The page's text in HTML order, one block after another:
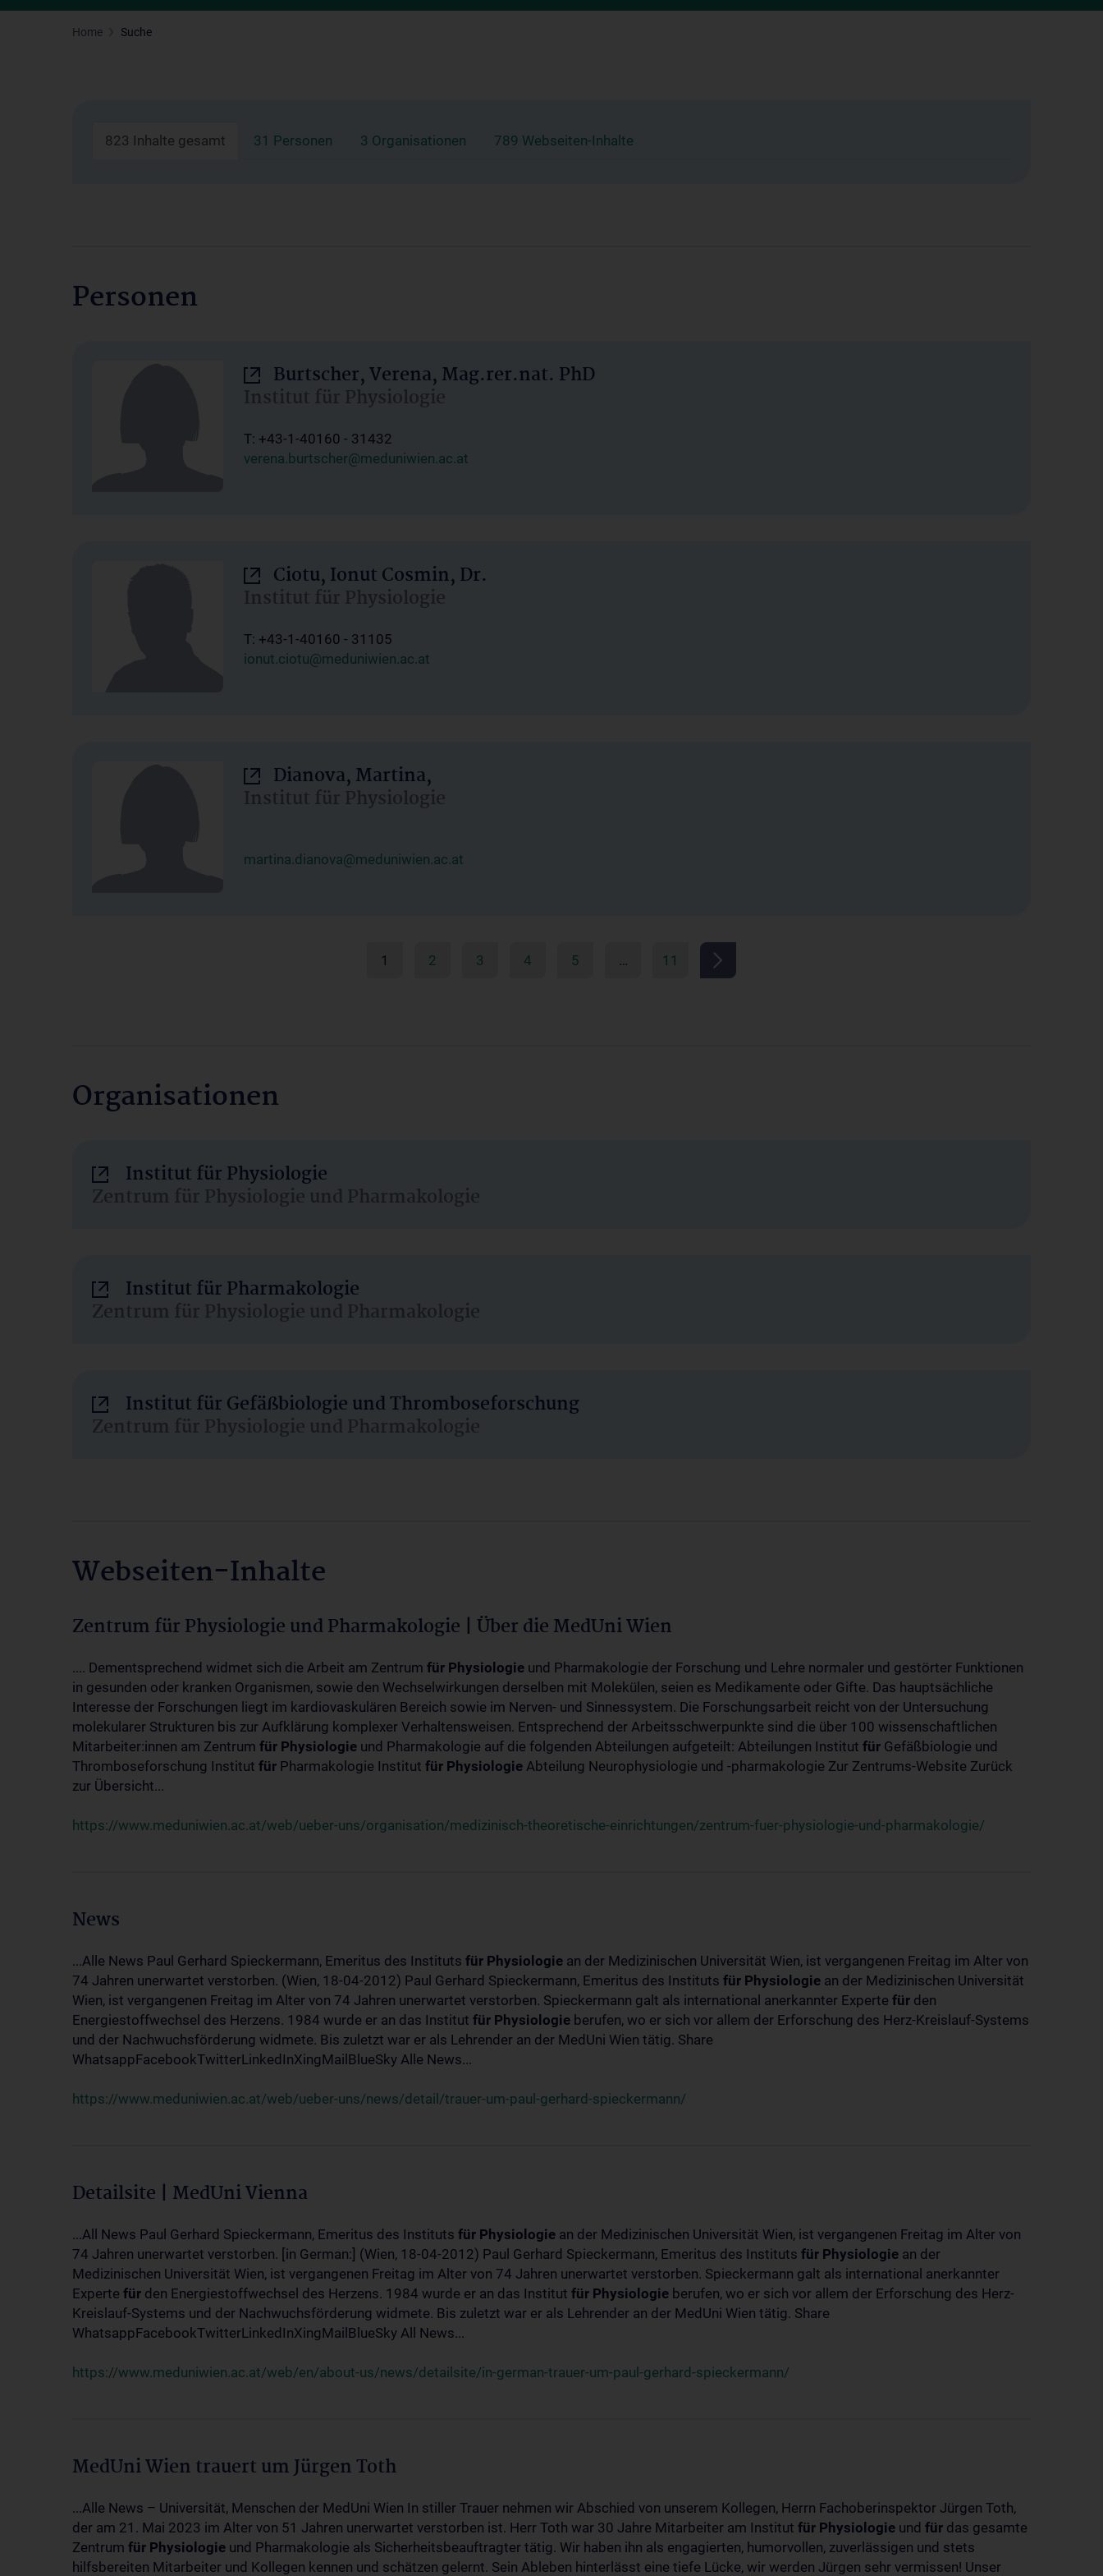
Home Suche
823 Inhalte gesamt 31 Personen 3 Organisationen 789 Webseiten-Inhalte
Personen
Burtscher, Verena, Mag.rer.nat. PhD
Institut für Physiologie
T: +43-1-40160 - 31432
verena.burtscher@meduniwien.ac.at
Ciotu, Ionut Cosmin, Dr.
Institut für Physiologie
T: +43-1-40160 - 31105
ionut.ciotu@meduniwien.ac.at
Dianova, Martina,
Institut für Physiologie
martina.dianova@meduniwien.ac.at
1 2 3 4 5 … 11
Organisationen
Institut für Physiologie
Zentrum für Physiologie und Pharmakologie
Institut für Pharmakologie
Zentrum für Physiologie und Pharmakologie
Institut für Gefäßbiologie und Thromboseforschung
Zentrum für Physiologie und Pharmakologie
Webseiten-Inhalte
Zentrum für Physiologie und Pharmakologie | Über die MedUni Wien
.... Dementsprechend widmet sich die Arbeit am Zentrum für Physiologie und Pharmakologie der Forschung und Lehre normaler und gestörter Funktionen
in gesunden oder kranken Organismen, sowie den Wechselwirkungen derselben mit Molekülen, seien es Medikamente oder Gifte. Das hauptsächliche
Interesse der Forschungen liegt im kardiovaskulären Bereich sowie im Nerven- und Sinnessystem. Die Forschungsarbeit reicht von der Untersuchung
molekularer Strukturen bis zur Aufklärung komplexer Verhaltensweisen. Entsprechend der Arbeitsschwerpunkte sind die über 100 wissenschaftlichen
Mitarbeiter:innen am Zentrum für Physiologie und Pharmakologie auf die folgenden Abteilungen aufgeteilt: Abteilungen Institut für Gefäßbiologie und
Thromboseforschung Institut für Pharmakologie Institut für Physiologie Abteilung Neurophysiologie und -pharmakologie Zur Zentrums-Website Zurück
zur Übersicht...
https://www.meduniwien.ac.at/web/ueber-uns/organisation/medizinisch-theoretische-einrichtungen/zentrum-fuer-physiologie-und-pharmakologie/
News
...Alle News Paul Gerhard Spieckermann, Emeritus des Instituts für Physiologie an der Medizinischen Universität Wien, ist vergangenen Freitag im Alter von
74 Jahren unerwartet verstorben. (Wien, 18-04-2012) Paul Gerhard Spieckermann, Emeritus des Instituts für Physiologie an der Medizinischen Universität
Wien, ist vergangenen Freitag im Alter von 74 Jahren unerwartet verstorben. Spieckermann galt als international anerkannter Experte für den
Energiestoffwechsel des Herzens. 1984 wurde er an das Institut für Physiologie berufen, wo er sich vor allem der Erforschung des Herz-Kreislauf-Systems
und der Nachwuchsförderung widmete. Bis zuletzt war er als Lehrender an der MedUni Wien tätig. Share
WhatsappFacebookTwitterLinkedInXingMailBlueSky Alle News...
https://www.meduniwien.ac.at/web/ueber-uns/news/detail/trauer-um-paul-gerhard-spieckermann/
Detailsite | MedUni Vienna
...All News Paul Gerhard Spieckermann, Emeritus des Instituts für Physiologie an der Medizinischen Universität Wien, ist vergangenen Freitag im Alter von
74 Jahren unerwartet verstorben. [in German:] (Wien, 18-04-2012) Paul Gerhard Spieckermann, Emeritus des Instituts für Physiologie an der
Medizinischen Universität Wien, ist vergangenen Freitag im Alter von 74 Jahren unerwartet verstorben. Spieckermann galt als international anerkannter
Experte für den Energiestoffwechsel des Herzens. 1984 wurde er an das Institut für Physiologie berufen, wo er sich vor allem der Erforschung des Herz-
Kreislauf-Systems und der Nachwuchsförderung widmete. Bis zuletzt war er als Lehrender an der MedUni Wien tätig. Share
WhatsappFacebookTwitterLinkedInXingMailBlueSky All News...
https://www.meduniwien.ac.at/web/en/about-us/news/detailsite/in-german-trauer-um-paul-gerhard-spieckermann/
MedUni Wien trauert um Jürgen Toth
...Alle News – Universität, Menschen der MedUni Wien In stiller Trauer nehmen wir Abschied von unserem Kollegen, Herrn Fachoberinspektor Jürgen Toth,
der am 21. Mai 2023 im Alter von 51 Jahren unerwartet verstorben ist. Herr Toth war 30 Jahre Mitarbeiter am Institut für Physiologie und für das gesamte
Zentrum für Physiologie und Pharmakologie als Sicherheitsbeauftragter tätig. Wir haben ihn als engagierten, humorvollen, zuverlässigen und stets
hilfsbereiten Mitarbeiter und Kollegen kennen und schätzen gelernt. Sein Ableben hinterlässt eine tiefe Lücke, wir werden Jürgen sehr vermissen! Unser